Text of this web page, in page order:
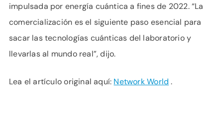
impulsada por energía cuántica a fines de 2022. “La
comercialización es el siguiente paso esencial para
sacar las tecnologías cuánticas del laboratorio y
llevarlas al mundo real”, dijo.
Lea el artículo original aquí: Network World .